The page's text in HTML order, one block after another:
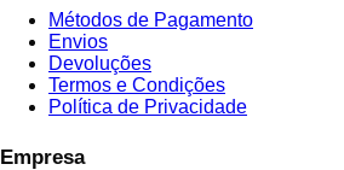
Métodos de Pagamento
Envios
Devoluções
Termos e Condições
Política de Privacidade
Empresa